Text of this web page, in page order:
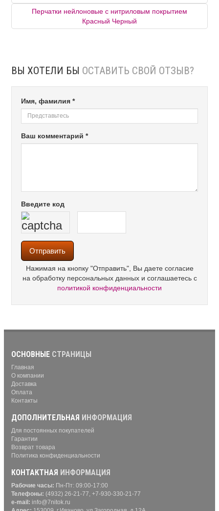
Перчатки нейлоновые с нитриловым покрытием
Красный Черный
ВЫ ХОТЕЛИ БЫ ОСТАВИТЬ СВОЙ ОТЗЫВ?
Имя, фамилия *
Ваш комментарий *
Введите код
Нажимая на кнопку "Отправить", Вы даете согласие
на обработку персональных данных и соглашаетесь с
политикой конфиденциальности
ОСНОВНЫЕ СТРАНИЦЫ
Главная
О компании
Доставка
Оплата
Контакты
ДОПОЛНИТЕЛЬНАЯ ИНФОРМАЦИЯ
Для постоянных покупателей
Гарантии
Возврат товара
Политика конфиденциальности
КОНТАКТНАЯ ИНФОРМАЦИЯ
Рабочие часы: Пн-Пт: 09:00-17:00
Телефоны: (4932) 26-21-77, +7-930-330-21-77
e-mail: info@7nitok.ru